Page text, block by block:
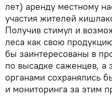
лет) аренду местному
участия жителей
Получив стимул и
леса как свою
бы заинтересованы в
по высадке саженцев, а
органами сохранялись
и мониторинга за этим